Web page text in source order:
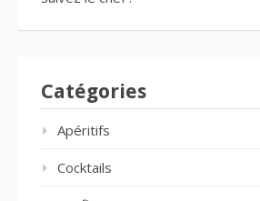
Catégories
Apéritifs
Cocktails